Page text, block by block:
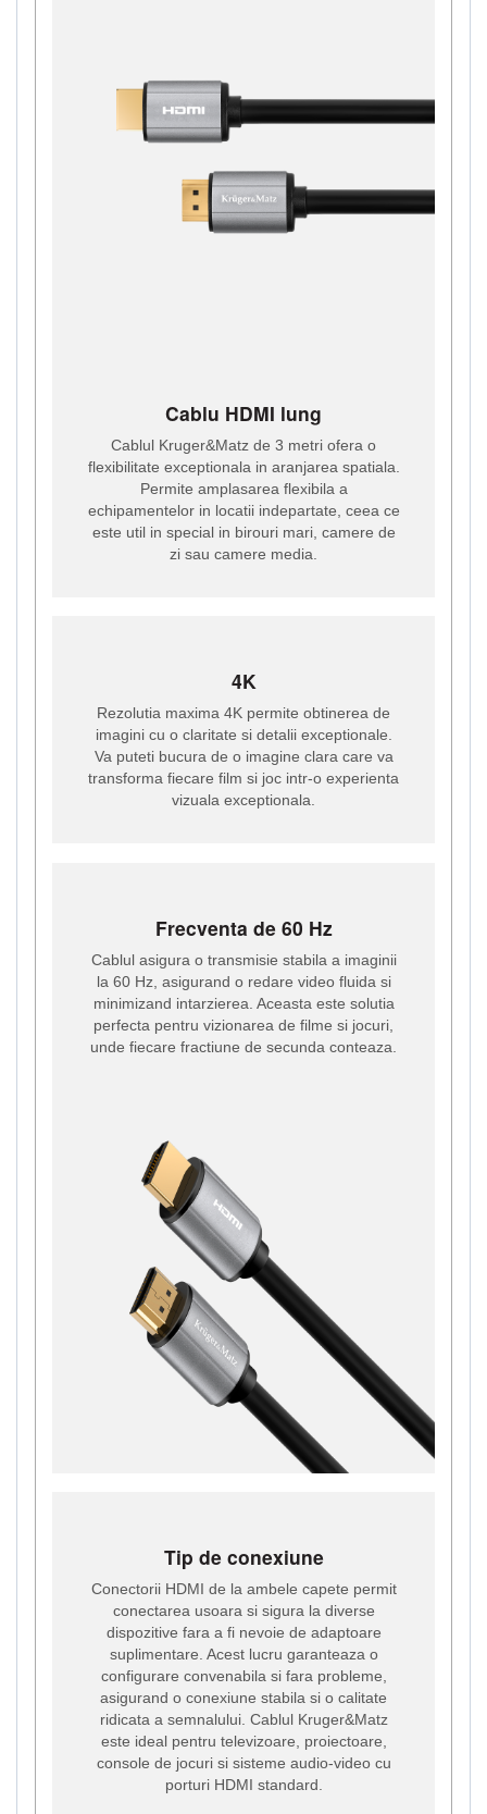
Cablu HDMI lung
Cablul Kruger&Matz de 3 metri ofera o
flexibilitate exceptionala in aranjarea spatiala.
Permite amplasarea flexibila a
echipamentelor in locatii indepartate, ceea ce
este util in special in birouri mari, camere de
zi sau camere media.
4K
Rezolutia maxima 4K permite obtinerea de
imagini cu o claritate si detalii exceptionale.
Va puteti bucura de o imagine clara care va
transforma fiecare film si joc intr-o experienta
vizuala exceptionala.
Frecventa de 60 Hz
Cablul asigura o transmisie stabila a imaginii
la 60 Hz, asigurand o redare video fluida si
minimizand intarzierea. Aceasta este solutia
perfecta pentru vizionarea de filme si jocuri,
unde fiecare fractiune de secunda conteaza.
Tip de conexiune
Conectorii HDMI de la ambele capete permit
conectarea usoara si sigura la diverse
dispozitive fara a fi nevoie de adaptoare
suplimentare. Acest lucru garanteaza o
configurare convenabila si fara probleme,
asigurand o conexiune stabila si o calitate
ridicata a semnalului. Cablul Kruger&Matz
este ideal pentru televizoare, proiectoare,
console de jocuri si sisteme audio-video cu
porturi HDMI standard.